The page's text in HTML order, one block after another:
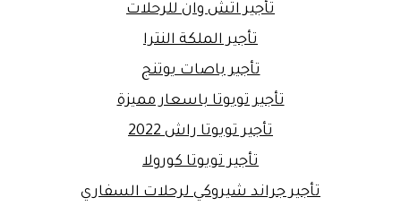
تأجير اتش وان للرحلات
تأجير الملكة النترا
تأجير باصات يوتنج
تأجير تويوتا باسعار مميزة
تأجير تويوتا راش 2022
تأجير تويوتا كورولا
تأجير جراند شيروكي لرحلات السفاري